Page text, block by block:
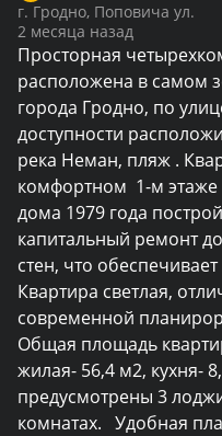
г. Гродно, Поповича ул.
2 месяца назад
Просторная
расположена в самом
города Гродно, по
доступности
река Неман, пляж .
комфортном  1-м этаже
дома 1979 года
капитальный ремонт
стен, что
Квартира светлая,
современной
Общая площадь
жилая- 56,4 м2, кухня-
предусмотрены 3
комнатах.   Удобная